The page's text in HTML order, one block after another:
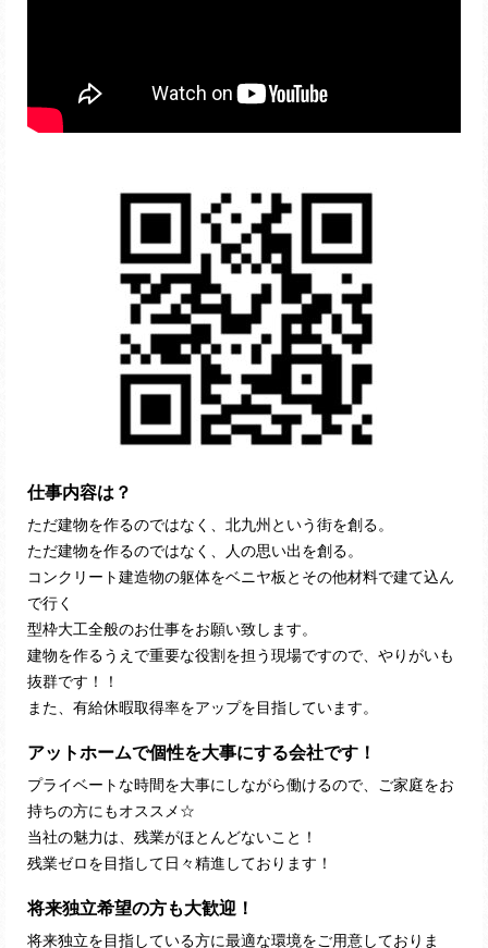
仕事内容は？
ただ建物を作るのではなく、北九州という街を創る。
ただ建物を作るのではなく、人の思い出を創る。
コンクリート建造物の躯体をベニヤ板とその他材料で建て込ん
で行く
型枠大工全般のお仕事をお願い致します。
建物を作るうえで重要な役割を担う現場ですので、やりがいも
抜群です！！
また、有給休暇取得率をアップを目指しています。
アットホームで個性を大事にする会社です！
プライベートな時間を大事にしながら働けるので、ご家庭をお
持ちの方にもオススメ☆
当社の魅力は、残業がほとんどないこと！
残業ゼロを目指して日々精進しております！
将来独立希望の方も大歓迎！
将来独立を目指している方に最適な環境をご用意しておりま